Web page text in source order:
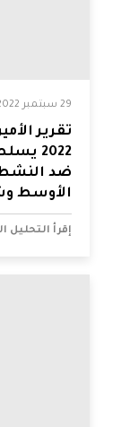
29 سبتمبر 2022
تقرير
2022
ضد
الأوسط
حالات
إقرأ التحليل